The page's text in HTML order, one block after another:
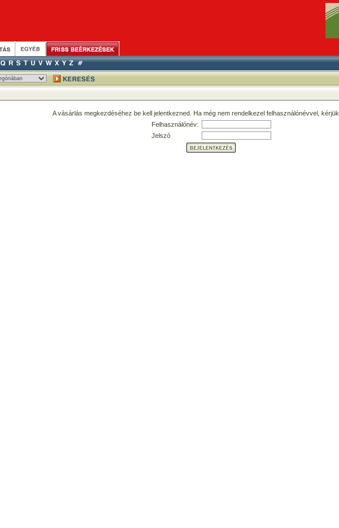
A vásárlás megkezdéséhez be kell jelentkezned. Ha még nem rendelkezel felhasználónévvel, kérjük
Felhasználónév:
Jelszó